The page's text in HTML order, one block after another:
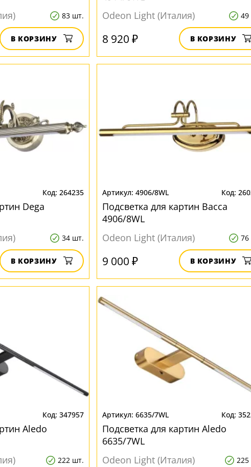
83 шт.
В КОРЗИНУ
Odeon Light (Италия)
8 920 ₽ В КОРЗИНУ
264235
Dega
34 шт.
В КОРЗИНУ
4906/8WL
Подсветка для картин Bacca
4906/8WL
Odeon Light (Италия)
9 000 ₽ В КОРЗИНУ
347957
Aledo
222 шт.
6635/7WL
Подсветка для картин Aledo
6635/7WL
Odeon Light (Италия)